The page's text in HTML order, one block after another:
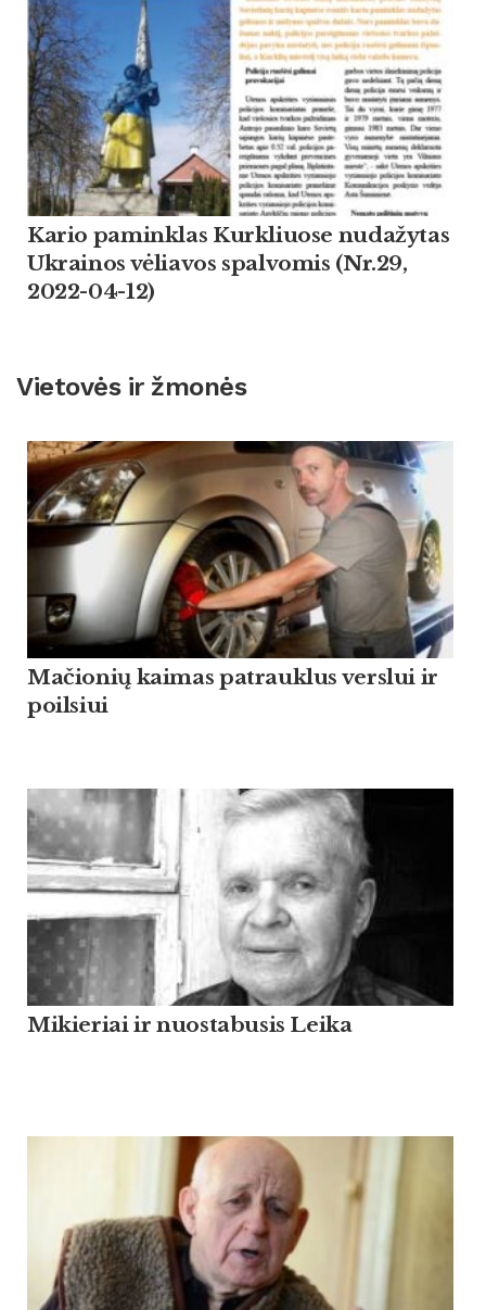
Kario paminklas Kurkliuose nudažytas
Ukrainos vėliavos spalvomis (Nr.29,
2022-04-12)
Vietovės ir žmonės
Mačionių kaimas patrauklus verslui ir
poilsiui
Mikieriai ir nuostabusis Leika